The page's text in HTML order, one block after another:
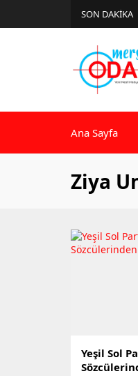
SON DAKİKA
Ana Sayfa
Ziya
Yeşil Sol